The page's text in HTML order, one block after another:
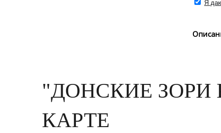
Я
"ДОНСКИЕ
КАРТЕ